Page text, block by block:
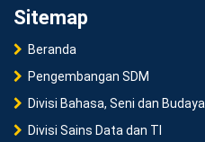
Sitemap
Beranda
Pengembangan SDM
Divisi Bahasa, Seni dan Budaya
Divisi Sains Data dan TI